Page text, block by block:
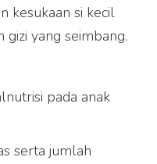
kesukaan si kecil
yang seimbang.
pada anak
serta jumlah